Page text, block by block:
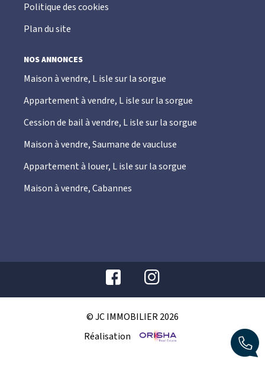
Politique des cookies
Plan du site
NOS ANNONCES
Maison à vendre, L isle sur la sorgue
Appartement à vendre, L isle sur la sorgue
Cession de bail à vendre, L isle sur la sorgue
Maison à vendre, Saumane de vaucluse
Appartement à louer, L isle sur la sorgue
Maison à vendre, Cabannes
© JC IMMOBILIER 2026
Réalisation